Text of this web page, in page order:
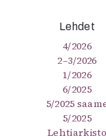
Lehdet
4/2026
2–3/2026
1/2026
6/2025
5/2025
5/2025
Lehtiarkisto